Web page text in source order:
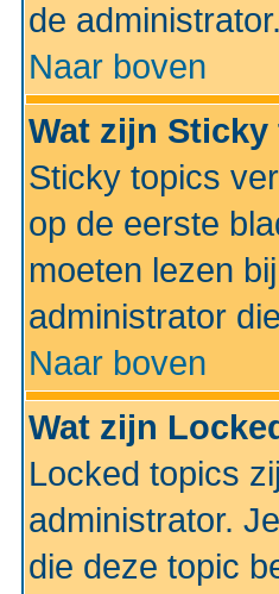
de administrator.
Naar boven
Wat zijn
Sticky topics
op de eerste
moeten lezen
administrator
Naar boven
Wat zijn
Locked topics
administrator.
die deze topic